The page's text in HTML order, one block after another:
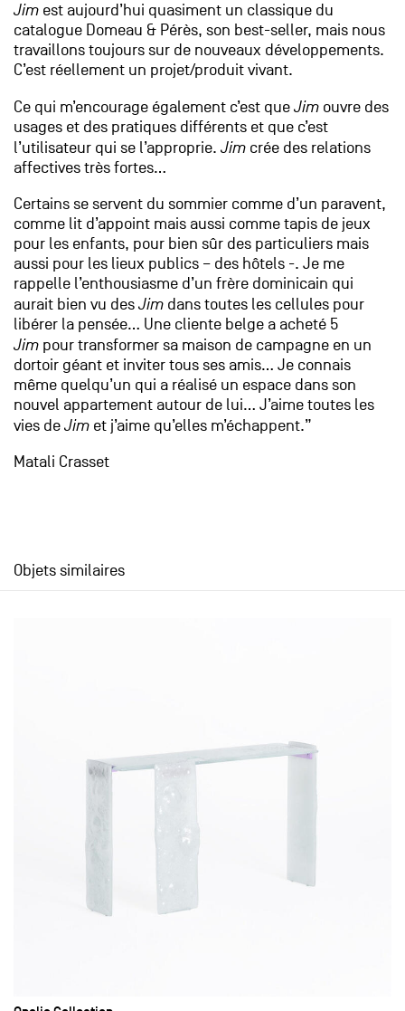
Jim est aujourd’hui quasiment un classique du
catalogue Domeau & Pérès, son best-seller, mais nous
travaillons toujours sur de nouveaux développements.
C’est réellement un projet/produit vivant.
Ce qui m’encourage également c’est que Jim ouvre des
usages et des pratiques différents et que c’est
l’utilisateur qui se l’approprie. Jim crée des relations
affectives très fortes…
Certains se servent du sommier comme d’un paravent,
comme lit d’appoint mais aussi comme tapis de jeux
pour les enfants, pour bien sûr des particuliers mais
aussi pour les lieux publics – des hôtels -. Je me
rappelle l’enthousiasme d’un frère dominicain qui
aurait bien vu des Jim dans toutes les cellules pour
libérer la pensée… Une cliente belge a acheté 5
Jim pour transformer sa maison de campagne en un
dortoir géant et inviter tous ses amis… Je connais
même quelqu’un qui a réalisé un espace dans son
nouvel appartement autour de lui… J’aime toutes les
vies de Jim et j’aime qu’elles m’échappent.”
Matali Crasset
Objets similaires